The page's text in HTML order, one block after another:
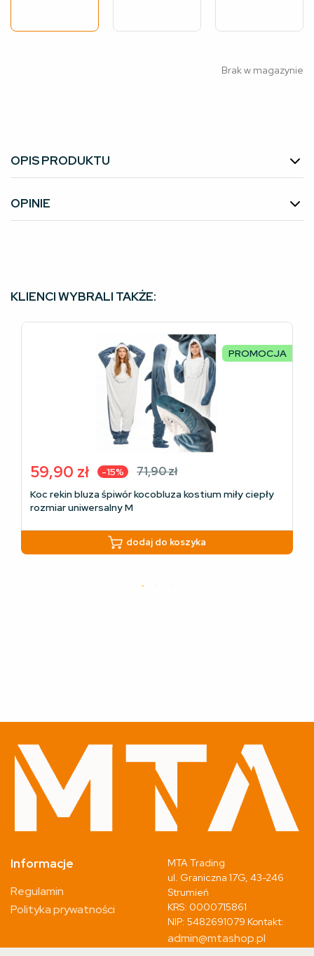
Brak w magazynie
OPIS PRODUKTU
OPINIE
KLIENCI WYBRALI TAKŻE:
PROMOCJA
-15% 71,90zł
Pierwotna
cena
wynosiła:
71,90 zł.
59,90 zł
Aktualna
cena
wynosi:
59,90 zł.
Koc rekin bluza śpiwór kocobluza kostium miły ciepły
rozmiar uniwersalny M
dodaj do koszyka
Informacje
Regulamin
Polityka prywatności
MTA Trading
ul. Graniczna 17G, 43-246
Strumień
KRS: 0000715861
NIP: 5482691079 Kontakt:
admin@mtashop.pl